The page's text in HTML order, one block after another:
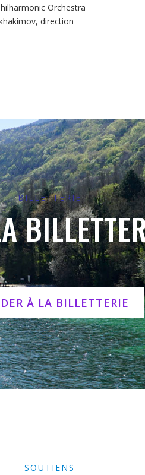
Orchestra
direction
BILLETTERIE
À LA BILLETTERIE
SOUTIENS